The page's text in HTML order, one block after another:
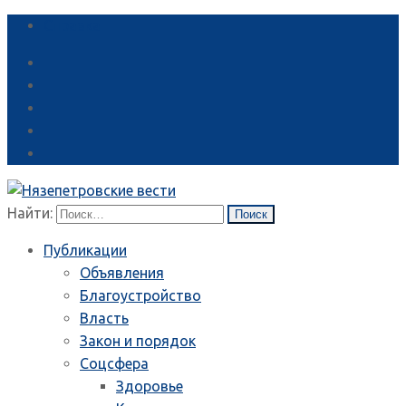
Найти:
Публикации
Объявления
Благоустройство
Власть
Закон и порядок
Соцсфера
Здоровье